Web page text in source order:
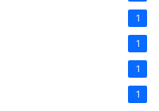
1
1
1
1